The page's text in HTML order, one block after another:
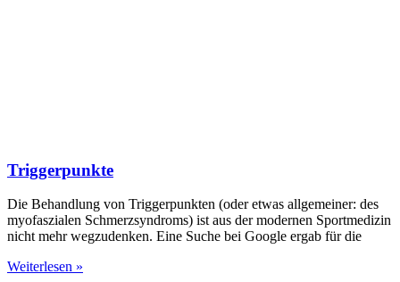
Triggerpunkte
Die Behandlung von Triggerpunkten (oder etwas allgemeiner: des
myofaszialen Schmerzsyndroms) ist aus der modernen Sportmedizin
nicht mehr wegzudenken. Eine Suche bei Google ergab für die
Weiterlesen »